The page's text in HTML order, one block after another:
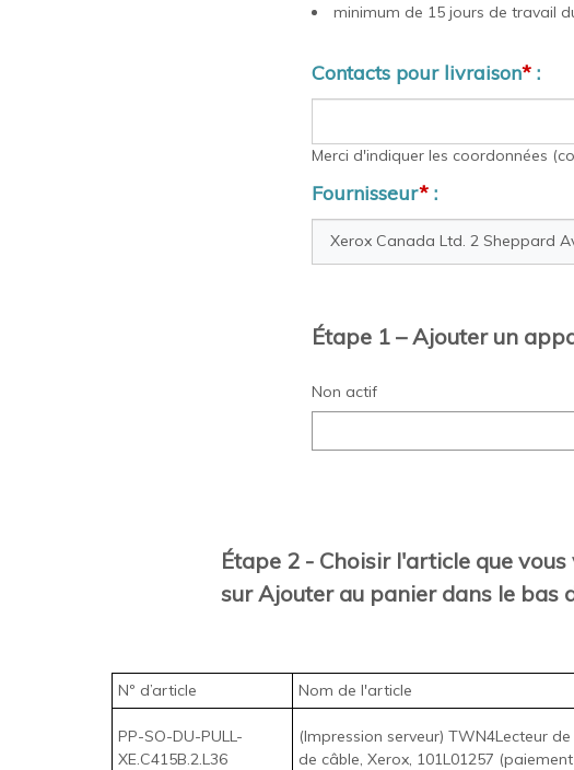
minimum de 15 jours de travail
Contacts pour livraison* :
Merci d'indiquer les coordonnées
Fournisseur* :
Étape 1 – Ajouter un
Non actif
Étape 2 - Choisir l'article que
sur Ajouter au panier dans le bas
Nº d’article Nom de l'article
PP-SO-DU-PULL-
XE.C415B.2.L36
(Impression serveur) TWN4Lecteur
de câble, Xerox, 101L01257